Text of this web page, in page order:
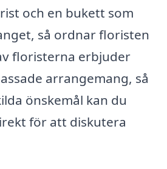
och en bukett som
så ordnar floristen
floristerna erbjuder
arrangemang, så
önskemål kan du
för att diskutera